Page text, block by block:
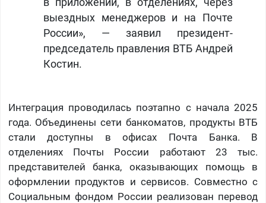
выездных менеджеров и на Почте
России», — заявил президент-
председатель правления ВТБ Андрей
Костин.
Интеграция проводилась поэтапно с начала 2025
года. Объединены сети банкоматов, продукты ВТБ
стали доступны в офисах Почта Банка. В
отделениях Почты России работают 23 тыс.
представителей банка, оказывающих помощь в
оформлении продуктов и сервисов. Совместно с
Социальным фондом России реализован перевод